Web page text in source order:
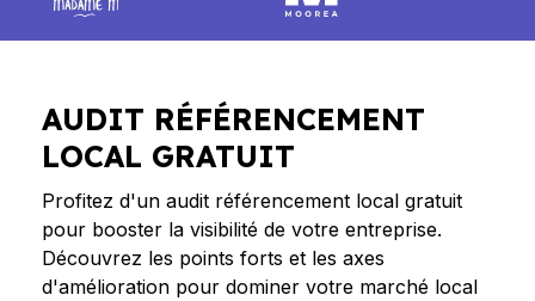
AUDIT RÉFÉRENCEMENT
LOCAL GRATUIT
Profitez d'un audit référencement local gratuit
pour booster la visibilité de votre entreprise.
Découvrez les points forts et les axes
d'amélioration pour dominer votre marché local